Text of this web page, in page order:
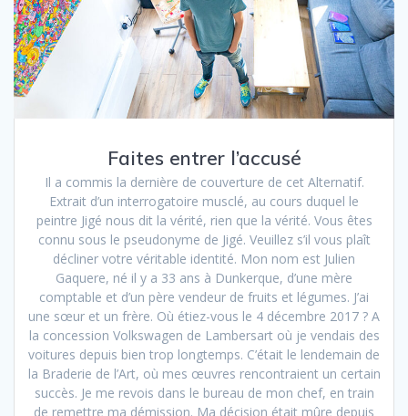
Faites entrer l’accusé
Il a commis la dernière de couverture de cet Alternatif.
Extrait d’un interrogatoire musclé, au cours duquel le
peintre Jigé nous dit la vérité, rien que la vérité. Vous êtes
connu sous le pseudonyme de Jigé. Veuillez s’il vous plaît
décliner votre véritable identité. Mon nom est Julien
Gaquere, né il y a 33 ans à Dunkerque, d’une mère
comptable et d’un père vendeur de fruits et légumes. J’ai
une sœur et un frère. Où étiez-vous le 4 décembre 2017 ? A
la concession Volkswagen de Lambersart où je vendais des
voitures depuis bien trop longtemps. C’était le lendemain de
la Braderie de l’Art, où mes œuvres rencontraient un certain
succès. Je me revois dans le bureau de mon chef, en train
de remettre ma démission. Ma décision était mûre depuis